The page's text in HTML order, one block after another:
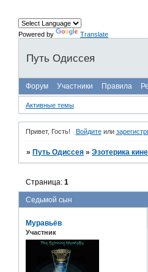
Powered by Translate
Путь Одиссея
Форум Участники Правила
Активные темы
Привет, Гость! Войдитеили
» Путь Одиссея »Эзотерика
Седьмой сын
Страница:1
Муравьёв
Участник